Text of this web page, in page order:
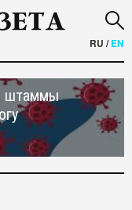
RU /EN
штаммы